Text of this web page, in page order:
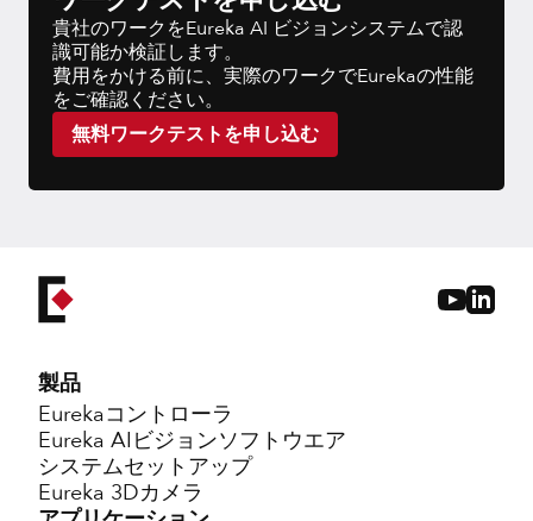
貴社のワークをEureka AI ビジョンシステムで認
識可能か検証します。
費用をかける前に、実際のワークでEurekaの性能
をご確認ください。
無料ワークテストを申し込む
製品
Eurekaコントローラ
Eureka AIビジョンソフトウエア
システムセットアップ
Eureka 3Dカメラ